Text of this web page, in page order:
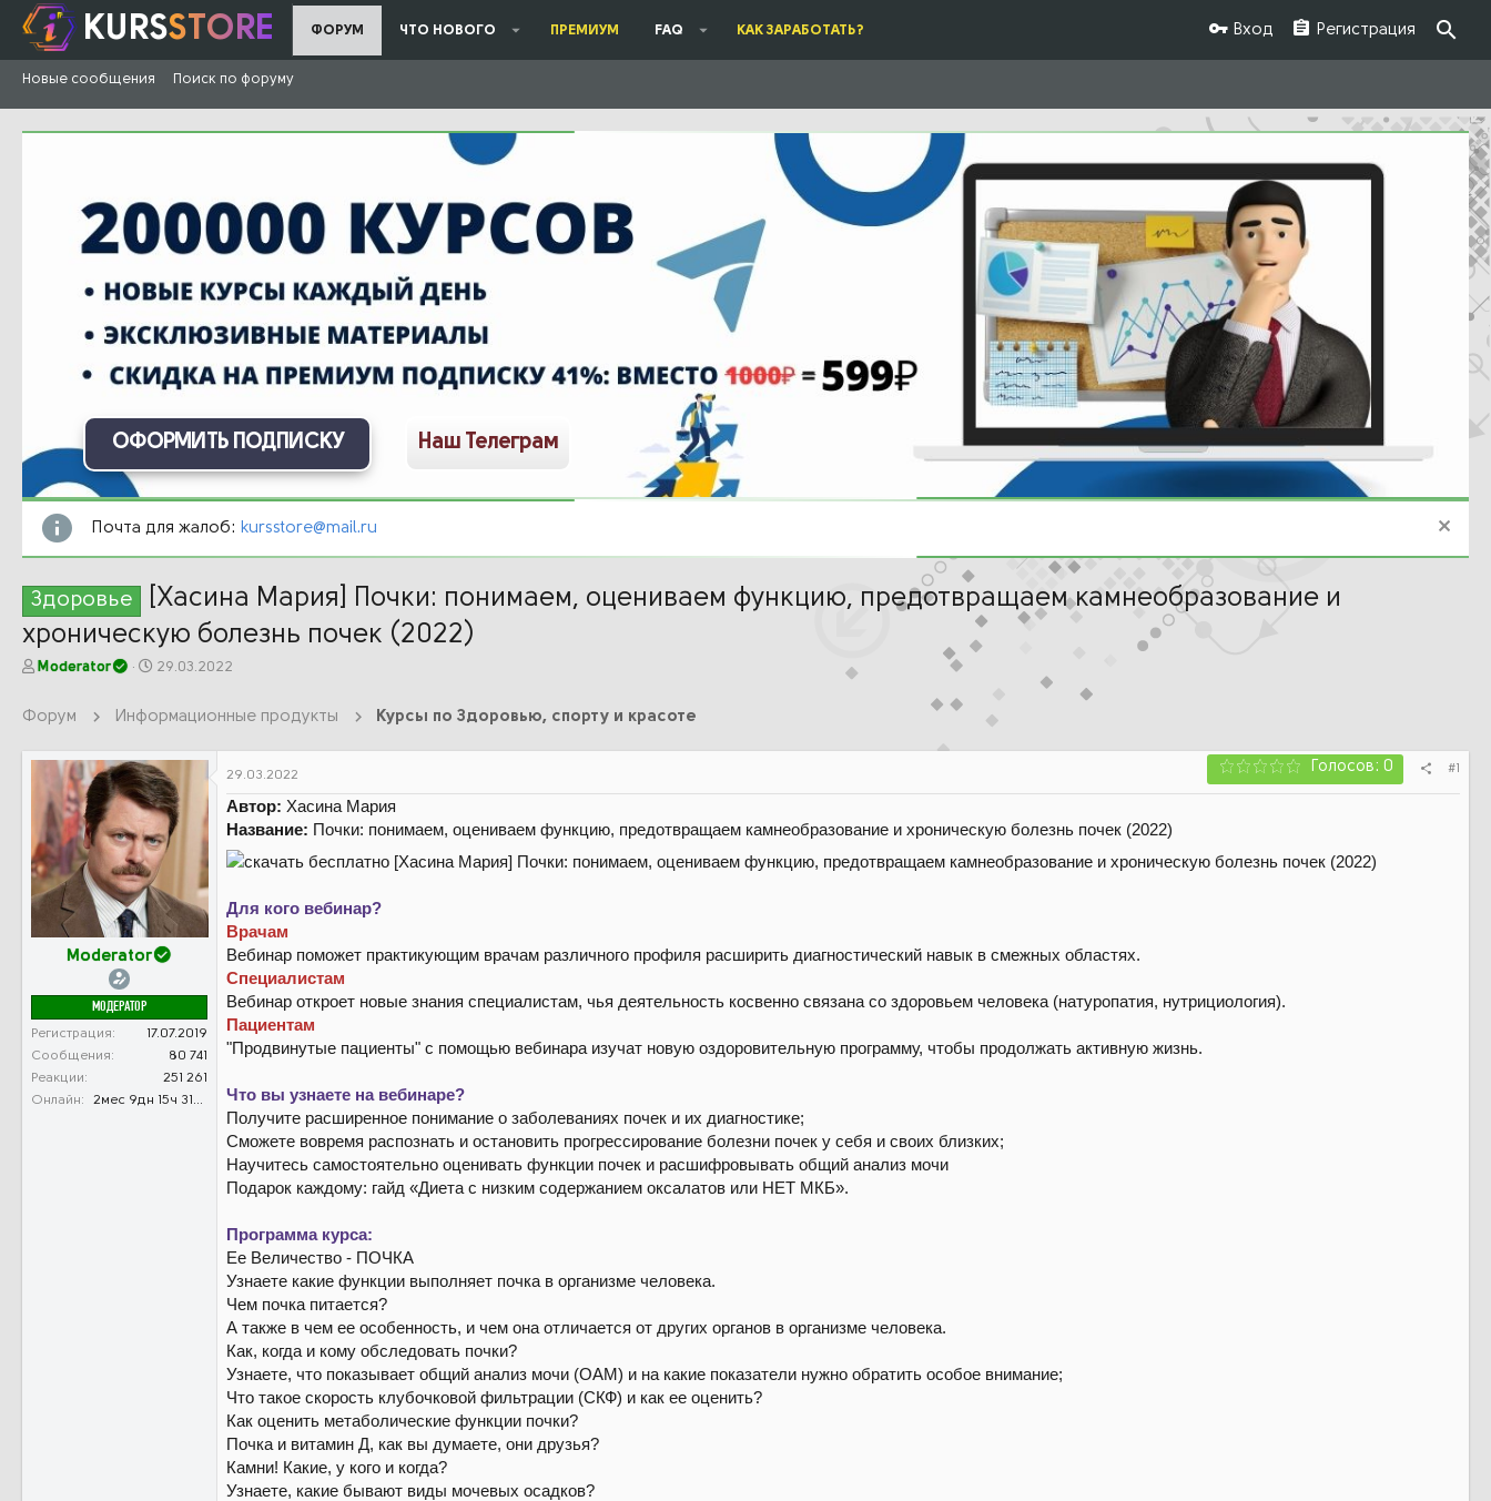
KURSSTORE ФОРУМ ЧТО НОВОГО ПРЕМИУМ FAQ КАК ЗАРАБОТАТЬ? Вход Регистрация
Новые сообщения Поиск по форуму
ОФОРМИТЬ ПОДПИСКУ Наш Телеграм
Почта для жалоб: kursstore@mail.ru
Здоровье
[Хасина Мария] Почки: понимаем, оцениваем функцию, предотвращаем камнеобразование и
хроническую болезнь почек (2022)
А
о
Moderator
Д
а
а
ч
а
а
29.03.2022
Форум Информационные продукты Курсы по Здоровью, спорту и красоте
Moderator
МОДЕРАТОР
Регистрация
17.07.2019
Сообщения
80 741
Реакции
251 261
Онлайн
2мес 9дн 15ч 31м 40с
29.03.2022 Голосов: 0 #1
Автор: Хасина Мария
Название: Почки: понимаем, оцениваем функцию, предотвращаем камнеобразование и хроническую болезнь почек (2022)
Для кого вебинар?
Врачам
Вебинар поможет практикующим врачам различного профиля расширить диагностический навык в смежных областях.
Специалистам
Вебинар откроет новые знания специалистам, чья деятельность косвенно связана со здоровьем человека (натуропатия, нутрициология).
Пациентам
"Продвинутые пациенты" с помощью вебинара изучат новую оздоровительную программу, чтобы продолжать активную жизнь.
Что вы узнаете на вебинаре?
Получите расширенное понимание о заболеваниях почек и их диагностике;
Сможете вовремя распознать и остановить прогрессирование болезни почек у себя и своих близких;
Научитесь самостоятельно оценивать функции почек и расшифровывать общий анализ мочи
Подарок каждому: гайд «Диета с низким содержанием оксалатов или НЕТ МКБ».
Программа курса:
Ее Величество - ПОЧКА
Узнаете какие функции выполняет почка в организме человека.
Чем почка питается?
А также в чем ее особенность, и чем она отличается от других органов в организме человека.
Как, когда и кому обследовать почки?
Узнаете, что показывает общий анализ мочи (ОАМ) и на какие показатели нужно обратить особое внимание;
Что такое скорость клубочковой фильтрации (СКФ) и как ее оценить?
Как оценить метаболические функции почки?
Почка и витамин Д, как вы думаете, они друзья?
Камни! Какие, у кого и когда?
Узнаете, какие бывают виды мочевых осадков?